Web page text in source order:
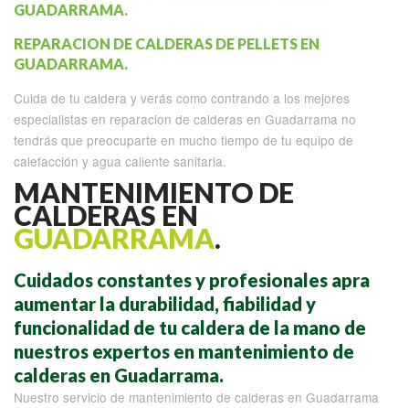
GUADARRAMA.
REPARACION DE CALDERAS DE PELLETS EN
GUADARRAMA.
Cuida de tu caldera y verás como contrando a los mejores
especialistas en reparacion de calderas en Guadarrama no
tendrás que preocuparte en mucho tiempo de tu equipo de
calefacción y agua caliente sanitaria.
MANTENIMIENTO DE
CALDERAS EN
GUADARRAMA.
Cuidados constantes y profesionales apra
aumentar la durabilidad, fiabilidad y
funcionalidad de tu caldera de la mano de
nuestros expertos en mantenimiento de
calderas en Guadarrama.
Nuestro servicio de mantenimiento de calderas en Guadarrama